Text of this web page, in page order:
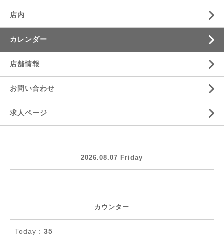
店内
カレンダー
店舗情報
お問い合わせ
求人ページ
2026.08.07 Friday
カウンター
Today : 35